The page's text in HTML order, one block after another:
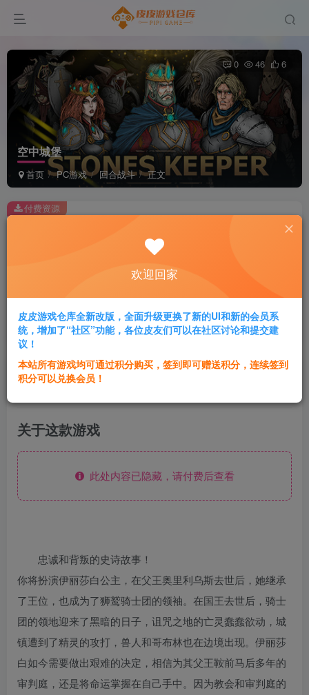
空中城堡
首页 PC游戏 回合战斗 正文
0 46 6
此内容为付费资源，请付费后查看
2积分
黄金会员免费 超级会员免费
登录购买
付费资源
群主1号
关于这款游戏
此处内容已隐藏，请付费后查看
忠诚和背叛的史诗故事！
你将扮演伊丽莎白公主，在父王奥里利乌斯去世后，她继承
了王位，也成为了狮鹫骑士团的领袖。在国王去世后，骑士
团的领地迎来了黑暗的日子，诅咒之地的亡灵蠢蠢欲动，城
镇遭到了精灵的攻打，兽人和哥布林也在边境出现。伊丽莎
白如今需要做出艰难的决定，相信为其父王鞍前马后多年的
审判庭，还是将命运掌握在自己手中。因为教会和审判庭的
欢迎回家
皮皮游戏仓库全新改版，全面升级更换了新的UI和新的会员系
统，增加了“社区”功能，各位皮友们可以在社区讨论和提交建
议！
本站所有游戏均可通过积分购买，签到即可赠送积分，连续签到
积分可以兑换会员！